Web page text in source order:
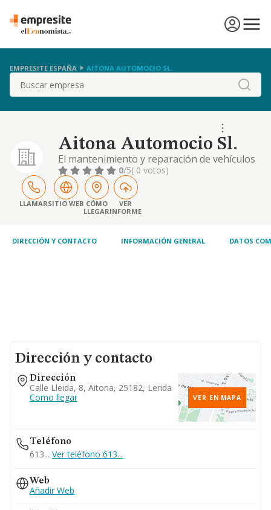
EMPRESITE ESPAÑA AITONA AUTOMOCIO SL.
Buscar
Aitona Automocio Sl.
El mantenimiento y reparación de vehículos
de motor, chapa, pintura y mecánica en
general.quedan excluidas del objeto social
las actividades sujetas a normativa
específica.la sociedad no tiene por objeto el
ejercicio de una actividad profesional
servici
0/5( 0 votos)
LLAMARSITIO WEB CÓMO
LLEGAR
VER
INFORME
DIRECCIÓN Y CONTACTO INFORMACIÓN GENERAL DATOS
Dirección y contacto
Dirección
Calle Lleida, 8, Aitona, 25182, Lerida
Como llegar
VER EN MAPA
Teléfono
613... Ver teléfono 613...
Web
Añadir Web